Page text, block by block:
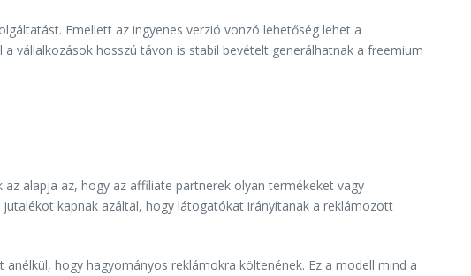
Emellett az ingyenes verzió vonzó lehetőség lehet a
vállalkozások hosszú távon is stabil bevételt generálhatnak a freemium
alapja az, hogy az affiliate partnerek olyan termékeket vagy
kapnak azáltal, hogy látogatókat irányítanak a reklámozott
hogy hagyományos reklámokra költenének. Ez a modell mind a